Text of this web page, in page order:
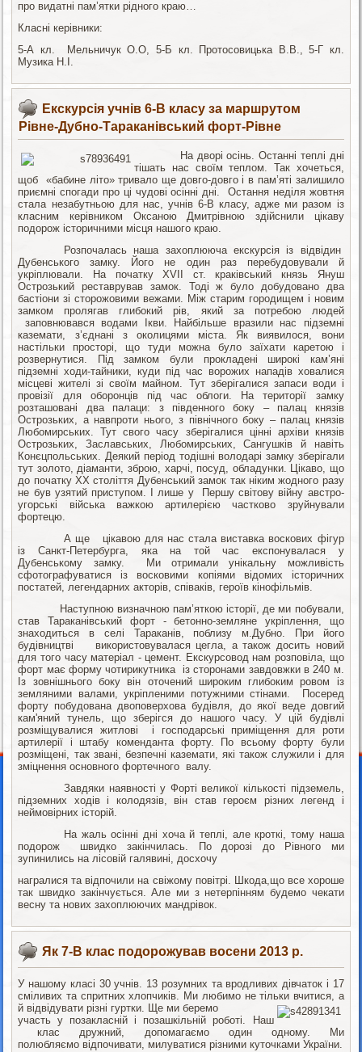
про видатні пам’ятки рідного краю…
Класні керівники:
5-А кл. Мельничук О.О, 5-Б кл. Протосовицька В.В., 5-Г кл.
Музика Н.І.
Екскурсія учнів 6-В класу за маршрутом
Рівне-Дубно-Тараканівський форт-Рівне
На дворі осінь. Останні теплі дні
тішать нас своїм теплом. Так хочеться,
щоб «бабине літо» тривало ще довго-довго і в пам’яті залишило
приємні спогади про ці чудові осінні дні. Остання неділя жовтня
стала незабутньою для нас, учнів 6-В класу, адже ми разом із
класним керівником Оксаною Дмитрівною здійснили цікаву
подорож історичними місця нашого краю.
Розпочалась наша захоплююча екскурсія із відвідин
Дубенського замку. Його не один раз перебудовували й
укріплювали. На початку XVII ст. краківський князь Януш
Острозький реставрував замок. Тоді ж було добудовано два
бастіони зі сторожовими вежами. Між старим городищем і новим
замком пролягав глибокий рів, який за потребою людей
заповнювався водами Ікви. Найбільше вразили нас підземні
каземати, з’єднані з околицями міста. Як виявилося, вони
настільки просторі, що туди можна було заїхати каретою і
розвернутися. Під замком були прокладені широкі кам’яні
підземні ходи-тайники, куди під час ворожих нападів ховалися
місцеві жителі зі своїм майном. Тут зберігалися запаси води і
провізії для оборонців під час облоги. На території замку
розташовані два палаци: з південного боку – палац князів
Острозьких, а навпроти нього, з північного боку – палац князів
Любомирських. Тут свого часу зберігалися цінні архіви князів
Острозьких, Заславських, Любомирських, Сангушків й навіть
Конєцпольських. Деякий період тодішні володарі замку зберігали
тут золото, діаманти, зброю, харчі, посуд, обладунки. Цікаво, що
до початку XX століття Дубенський замок так ніким жодного разу
не був узятий приступом. І лише у Першу світову війну австро-
угорські війська важкою артилерією частково зруйнували
фортецю.
А ще цікавою для нас стала виставка воскових фігур
із Санкт-Петербурга, яка на той час експонувалася у
Дубенському замку. Ми отримали унікальну можливість
сфотографуватися із восковими копіями відомих історичних
постатей, легендарних акторів, співаків, героїв кінофільмів.
Наступною визначною пам’яткою історії, де ми побували,
став Тараканівський форт - бетонно-земляне укріплення, що
знаходиться в селі Тараканів, поблизу м.Дубно. При його
будівництві використовувалася цегла, а також досить новий
для того часу матеріал - цемент. Екскурсовод нам розповіла, що
форт має форму чотирикутника із сторонами завдовжки в 240 м.
Із зовнішнього боку він оточений широким глибоким ровом із
земляними валами, укріпленими потужними стінами. Посеред
форту побудована двоповерхова будівля, до якої веде довгий
кам'яний тунель, що зберігся до нашого часу. У цій будівлі
розміщувалися житлові і господарські приміщення для роти
артилерії і штабу коменданта форту. По всьому форту були
розміщені, так звані, безпечні каземати, які також служили і для
зміцнення основного фортечного валу.
Завдяки наявності у Форті великої кількості підземель,
підземних ходів і колодязів, він став героєм різних легенд і
неймовірних історій.
На жаль осінні дні хоча й теплі, але кроткі, тому наша
подорож швидко закінчилась. По дорозі до Рівного ми
зупинились на лісовій галявині, досхочу
награлися та відпочили на свіжому повітрі. Шкода,що все хороше
так швидко закінчується. Але ми з нетерпінням будемо чекати
весну та нових захоплюючих мандрівок.
Як 7-В клас подорожував восени 2013 р.
У нашому класі 30 учнів. 13 розумних та вродливих дівчаток і 17
сміливих та спритних хлопчиків. Ми любимо не тільки вчитися, а
й відвідувати різні гуртки. Ще ми беремо
участь у позакласній і позашкільній роботі. Наш
клас дружний, допомагаємо один одному. Ми
полюбляємо відпочивати, милуватися різними куточками України.